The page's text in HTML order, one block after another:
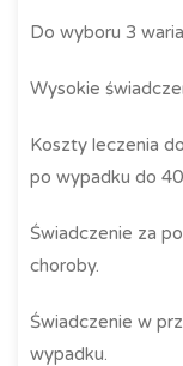
Do wyboru 3
Wysokie
Koszty leczenia
po wypadku do
Świadczenie za
choroby.
Świadczenie w
wypadku.